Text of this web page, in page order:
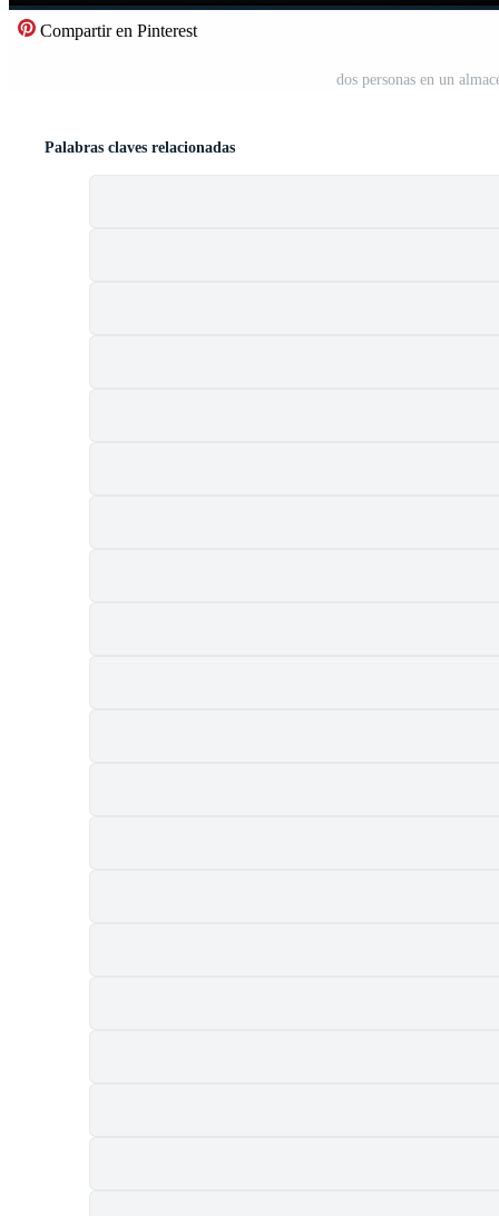
Compartir en Pinterest
dos personas en un
Palabras claves relacionadas